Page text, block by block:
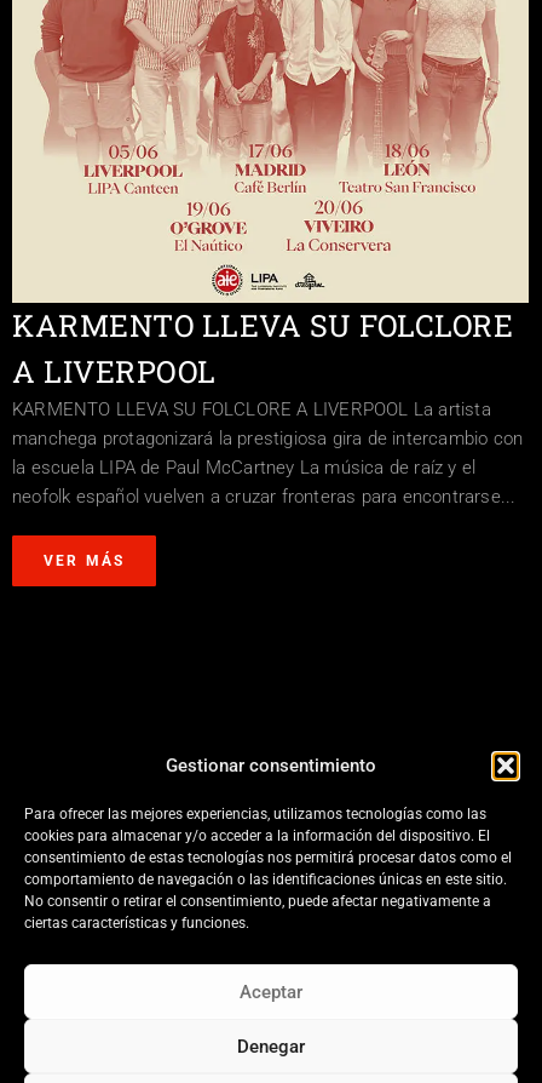
Gestionar consentimiento
Para ofrecer las mejores experiencias, utilizamos tecnologías como las
cookies para almacenar y/o acceder a la información del dispositivo. El
consentimiento de estas tecnologías nos permitirá procesar datos como el
comportamiento de navegación o las identificaciones únicas en este sitio.
No consentir o retirar el consentimiento, puede afectar negativamente a
ciertas características y funciones.
Aceptar
Denegar
KARMENTO LLEVA SU FOLCLORE
A LIVERPOOL
KARMENTO LLEVA SU FOLCLORE A LIVERPOOL La artista
manchega protagonizará la prestigiosa gira de intercambio con
la escuela LIPA de Paul McCartney La música de raíz y el
neofolk español vuelven a cruzar fronteras para encontrarse...
VER MÁS
Aviso Legal